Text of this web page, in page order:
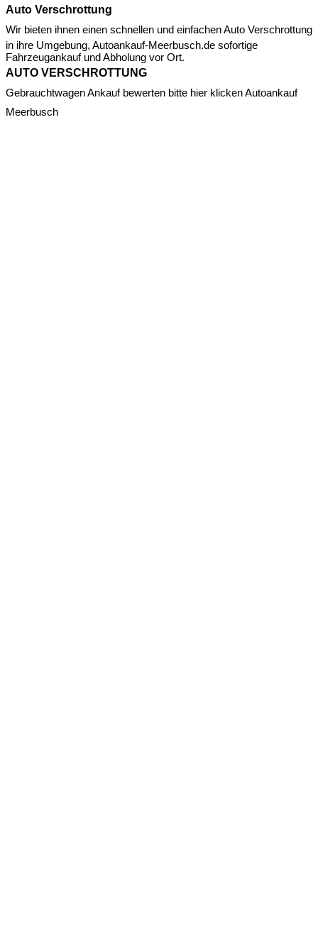
Auto Verschrottung
Wir bieten ihnen einen schnellen und einfachenAuto Verschrottung
in ihre Umgebung, Autoankauf-Meerbusch.de sofortige
Fahrzeugankauf und Abholung vor Ort.
AUTO VERSCHROTTUNG
Gebrauchtwagen Ankauf bewerten bitte hier klickenAutoankauf
Meerbusch